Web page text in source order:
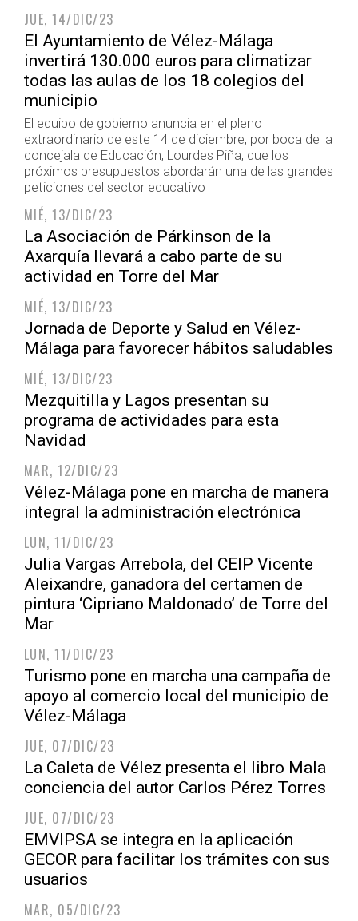
JUE, 14/DIC/23
El Ayuntamiento de Vélez-Málaga
invertirá 130.000 euros para climatizar
todas las aulas de los 18 colegios del
municipio
El equipo de gobierno anuncia en el pleno
extraordinario de este 14 de diciembre, por boca de la
concejala de Educación, Lourdes Piña, que los
próximos presupuestos abordarán una de las grandes
peticiones del sector educativo
MIÉ, 13/DIC/23
La Asociación de Párkinson de la
Axarquía llevará a cabo parte de su
actividad en Torre del Mar
MIÉ, 13/DIC/23
Jornada de Deporte y Salud en Vélez-
Málaga para favorecer hábitos saludables
MIÉ, 13/DIC/23
Mezquitilla y Lagos presentan su
programa de actividades para esta
Navidad
MAR, 12/DIC/23
Vélez-Málaga pone en marcha de manera
integral la administración electrónica
LUN, 11/DIC/23
Julia Vargas Arrebola, del CEIP Vicente
Aleixandre, ganadora del certamen de
pintura ‘Cipriano Maldonado’ de Torre del
Mar
LUN, 11/DIC/23
Turismo pone en marcha una campaña de
apoyo al comercio local del municipio de
Vélez-Málaga
JUE, 07/DIC/23
La Caleta de Vélez presenta el libro Mala
conciencia del autor Carlos Pérez Torres
JUE, 07/DIC/23
EMVIPSA se integra en la aplicación
GECOR para facilitar los trámites con sus
usuarios
MAR, 05/DIC/23